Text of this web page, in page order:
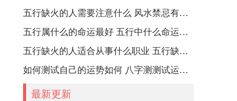
五行缺火的人需要注意什么 风水禁忌有哪些
五行属什么的命运最好 五行中什么命运势旺盛
五行缺火的人适合从事什么职业 五行缺火的人适合从事的职业有哪些
如何测试自己的运势如何 八字测测试运运程
最新更新